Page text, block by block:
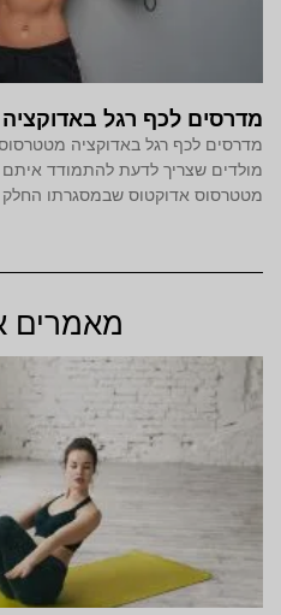
מדרסים לכף רגל
מדרסים לכף רגל באדוקציה
מולדים שצריך לדעת להתמודד
מטטרסוס אדוקטוס שבמסגרתו
מאמרים